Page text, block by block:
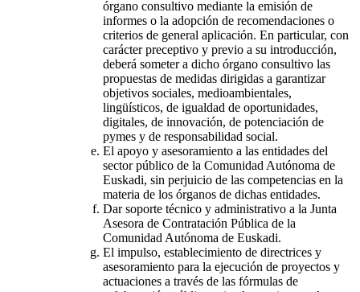
órgano consultivo mediante la emisión de
informes o la adopción de recomendaciones o
criterios de general aplicación. En particular, con
carácter preceptivo y previo a su introducción,
deberá someter a dicho órgano consultivo las
propuestas de medidas dirigidas a garantizar
objetivos sociales, medioambientales,
lingüísticos, de igualdad de oportunidades,
digitales, de innovación, de potenciación de
pymes y de responsabilidad social.
El apoyo y asesoramiento a las entidades del
sector público de la Comunidad Autónoma de
Euskadi, sin perjuicio de las competencias en la
materia de los órganos de dichas entidades.
Dar soporte técnico y administrativo a la Junta
Asesora de Contratación Pública de la
Comunidad Autónoma de Euskadi.
El impulso, establecimiento de directrices y
asesoramiento para la ejecución de proyectos y
actuaciones a través de las fórmulas de